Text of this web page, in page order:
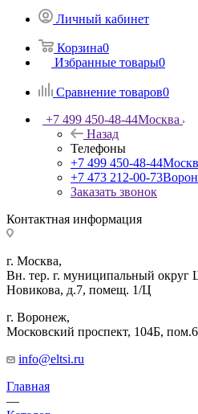
Личный кабинет
Корзина0
Избранные товары0
Сравнение товаров0
+7 499 450-48-44Москва
Назад
Телефоны
+7 499 450-48-44
+7 473 212-00-73
Заказать звонок
Контактная информация
г. Москва,
Вн. тер. г. муниципальный
Новикова, д.7, помещ. 1/Ц
г. Воронеж,
​Московский проспект, 104Б, пом.6
info@eltsi.ru
Главная
—